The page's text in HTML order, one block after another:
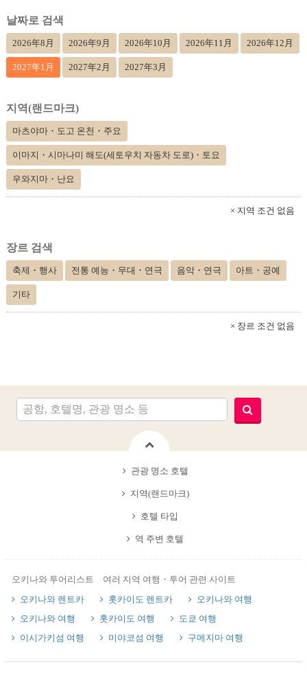
날짜로 검색
2026年8月 2026年9月 2026年10月 2026年11月 2026年12月
2027年1月 2027年2月 2027年3月
지역(랜드마크)
마츠야마・도고 온천・주요
이마지・시마나미 해도(세토우치 자동차 도로)・토요
우와지마・난요
× 지역 조건 없음
장르 검색
축제・행사 전통 예능・무대・연극 음악・연극 아트・공예
기타
× 장르 조건 없음
관광 명소 호텔
지역(랜드마크)
호텔 타입
역 주변 호텔
오키나와 투어리스트 여러 지역 여행・투어 관련 사이트
오키나와 렌트카
홋카이도 렌트카
오키나와 여행
오키나와 여행
홋카이도 여행
도쿄 여행
이시가키섬 여행
미야코섬 여행 구메지마 여행